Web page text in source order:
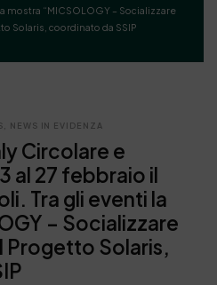
mostra “MICSOLOGY – Socializzare
Solaris, coordinato da SSIP
, NEWS IN EVIDENZA
Circolare e
al 27 febbraio il
Tra gli eventi la
– Socializzare
Progetto Solaris,